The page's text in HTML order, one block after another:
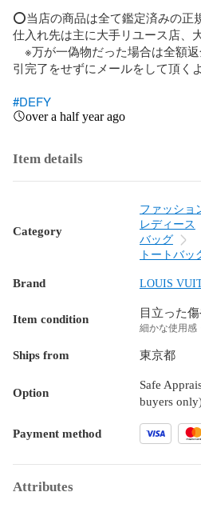
⭕️当店の商品は全て鑑定済みの正
仕入れ先は主に大手リユース店、
※万が一偽物だった場合は全額
引完了をせずにメールをして頂く
#DEFY
over a half year ago
Item details
Category
ファッショ
レディース
バッグ
トートバッ
Brand LOUIS
Item condition 目立った
細かな使用感
Ships from 東京都
Option
Safe
buyers
Payment method
Attributes